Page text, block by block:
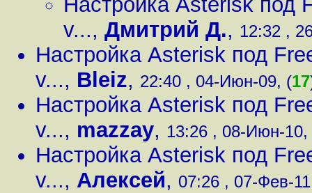
v..., Дмитрий Д., 12:32 ,
Настройка Asterisk под
v..., Bleiz, 22:40 , 04-Июн-09, (17
Настройка Asterisk под
v..., mazzay, 13:26 , 08-Июн-10,
Настройка Asterisk под
v..., Алексей, 07:26 , 07-Фев-